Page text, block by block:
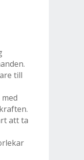
till
att ta